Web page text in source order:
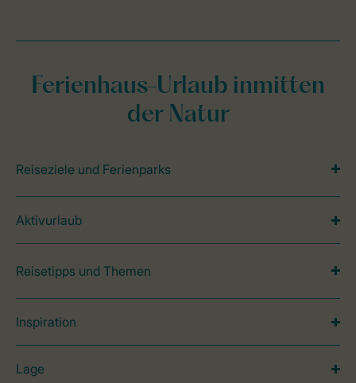
Ferienhaus-Urlaub inmitten
der Natur
Reiseziele und Ferienparks
Aktivurlaub
Reisetipps und Themen
Inspiration
Lage